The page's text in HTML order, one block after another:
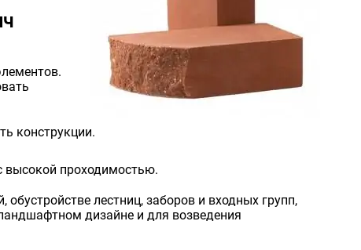
конструкции.
высокой проходимостью.
лестниц, заборов и входных групп,
дизайне и для возведения